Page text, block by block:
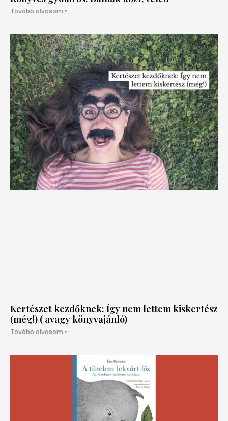
Tovább olvasom »
Kertészet kezdőknek: Így nem lettem kiskertész
(még!) ( avagy könyvajánló)
Tovább olvasom »